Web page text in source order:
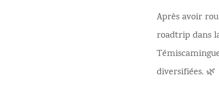
Après avoir
roadtrip dans
diversifiées. 🌿